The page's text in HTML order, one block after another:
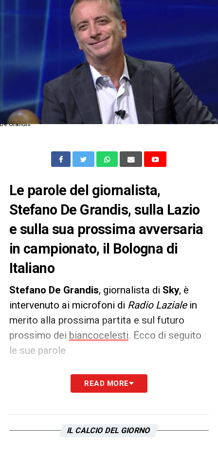
De Grandis
Le parole del giornalista,
Stefano De Grandis, sulla Lazio
e sulla sua prossima avversaria
in campionato, il Bologna di
Italiano
Stefano De Grandis, giornalista di Sky, è
intervenuto ai microfoni di Radio Laziale in
merito alla prossima partita e sul futuro
prossimo dei biancocelesti. Ecco di seguito
le sue parole
Non so Tavares che problemi
abbia. Per Dia anche non credo sia un
anche con le alternative. Bologna? Loro sono
READ MORE
IL CALCIO DEL GIORNO